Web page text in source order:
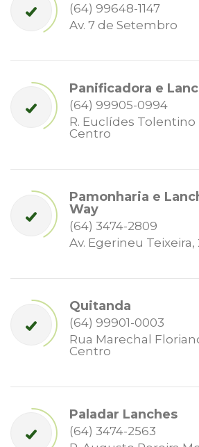
(64) 99648-1147
Av. 7 de Setembro
Panificadora e
(64) 99905-0994
R. Euclídes Tolentino
Centro
Pamonharia e
Way
(64) 3474-2809
Av. Egerineu Teixeira,
Quitanda
(64) 99901-0003
Rua Marechal
Centro
Paladar Lanches
(64) 3474-2563